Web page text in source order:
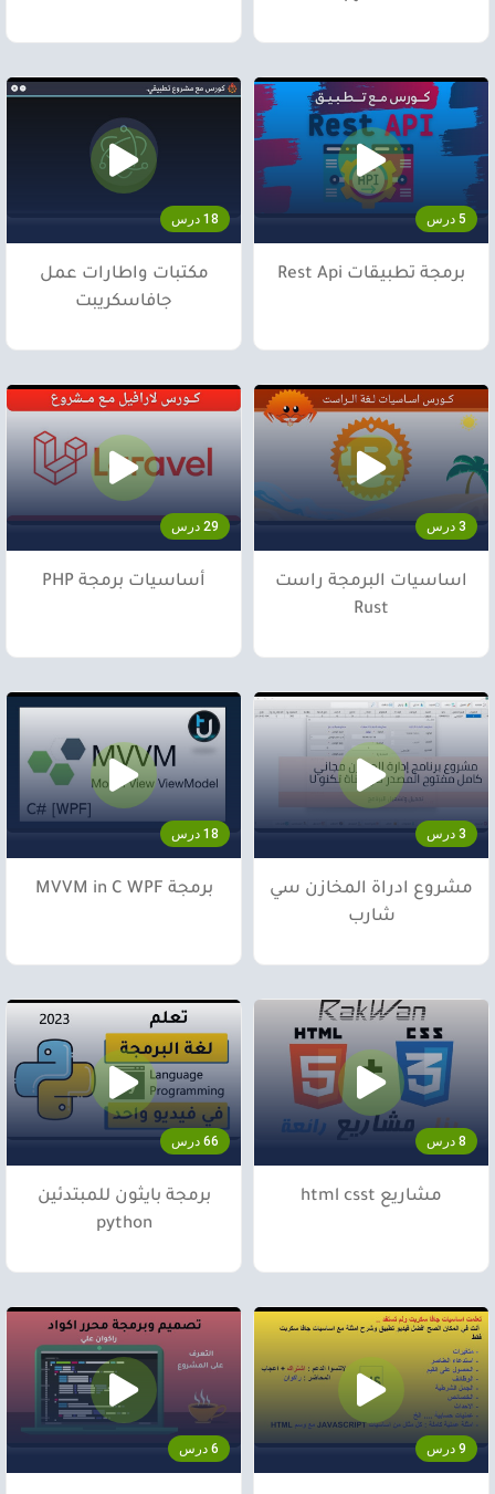
5 درس
برمجة تطبيقات Rest Api
18 درس
مكتبات واطارات عمل
جافاسكريبت
3 درس
اساسيات البرمجة راست
Rust
29 درس
أساسيات برمجة PHP
3 درس
مشروع ادراة المخازن سي
شارب
18 درس
برمجة MVVM in C WPF
8 درس
مشاريع html csst
66 درس
برمجة بايثون للمبتدئين
python
9 درس 6 درس